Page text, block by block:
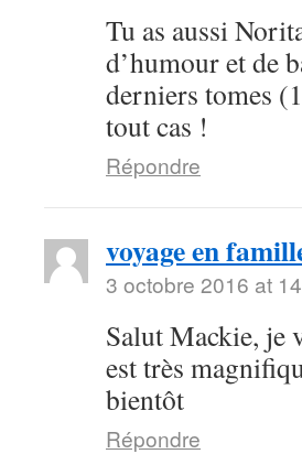
Tu as aussi
d’humour et de
derniers tomes
tout cas !
Répondre
voyage en
3 octobre 2016 at
Salut Mackie, je
est très
bientôt
Répondre